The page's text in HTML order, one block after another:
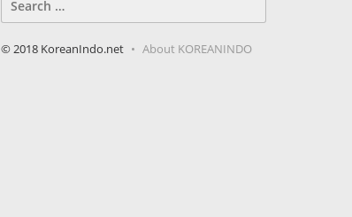
for:
© 2018 KoreanIndo.net About KOREANINDO